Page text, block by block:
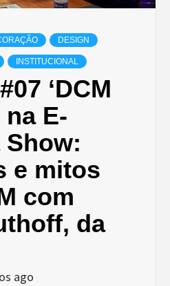
DESIGN
INSTITUCIONAL
‘DCM
na E-
e mitos
com
da
ago